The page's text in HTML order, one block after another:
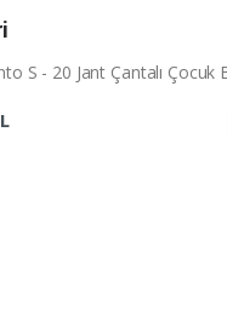
S - 20 Jant Çantalı Çocuk